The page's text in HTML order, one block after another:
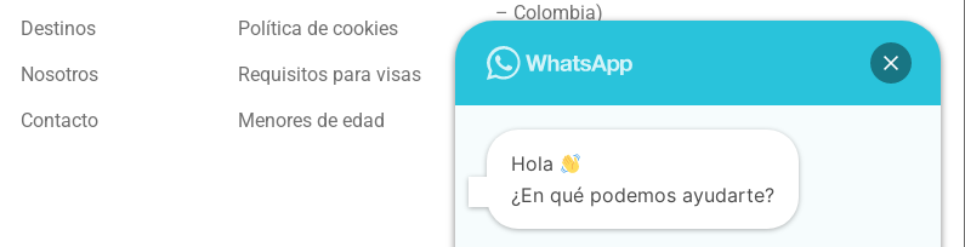
Destinos
Nosotros
Contacto
Política de cookies
Requisitos para visas
Menores de edad
– Colombia)
Correo:
Pbx: (601 )307 4077
Teléfono: 3154088079
Hola
¿En qué podemos ayudarte?